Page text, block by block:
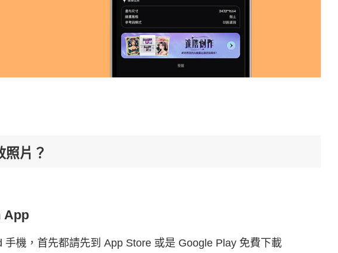
照片？
App
手機，首先都請先到 App Store 或是 Google Play 免費下載